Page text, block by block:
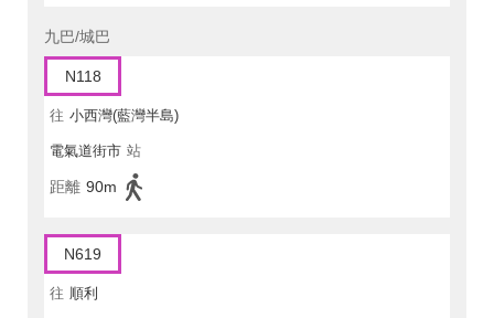
九巴/城巴
N118
往 小西灣(藍灣半島)
電氣道街市 站
距離 90m
N619
往 順利